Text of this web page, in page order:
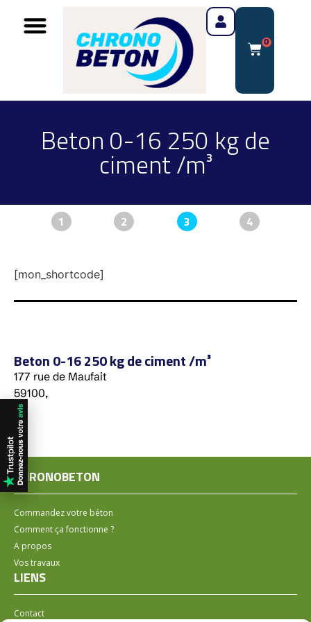
0
Beton 0-16 250 kg de
ciment /m³
1 2 3 4
[mon_shortcode]
Beton 0-16 250 kg de ciment /m³
177 rue de Maufait
59100,
CHRONOBETON
Commandez votre béton
Comment ça fonctionne ?
A propos
Vos travaux
LIENS
Contact